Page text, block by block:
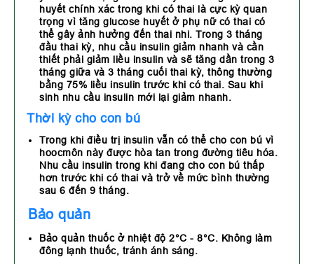
huyết chính xác trong khi có thai là cực kỳ quan
trọng vì tăng glucose huyết ở phụ nữ có thai có
thể gây ảnh hưởng đến thai nhi. Trong 3 tháng
đầu thai kỳ, nhu cầu insulin giảm nhanh và cần
thiết phải giảm liều insulin và sẽ tăng dần trong 3
tháng giữa và 3 tháng cuối thai kỳ, thông thường
bằng 75% liều insulin trước khi có thai. Sau khi
sinh nhu cầu insulin mới lại giảm nhanh.
Thời kỳ cho con bú
Trong khi điều trị insulin vẫn có thể cho con bú vì
hoocmôn này được hòa tan trong đường tiêu hóa.
Nhu cầu insulin trong khi đang cho con bú thấp
hơn trước khi có thai và trở về mức bình thường
sau 6 đến 9 tháng.
Bảo quản
Bảo quản thuốc ở nhiệt độ 2°C - 8°C. Không làm
đông lạnh thuốc, tránh ánh sáng.